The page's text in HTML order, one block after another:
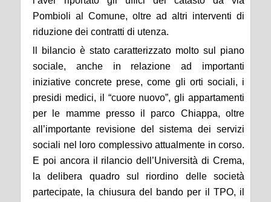
Pombioli al Comune, oltre ad altri interventi di
riduzione dei contratti di utenza.
ll bilancio è stato caratterizzato molto sul piano
sociale, anche in relazione ad importanti
iniziative concrete prese, come gli orti sociali, i
presidi medici, il “cuore nuovo”, gli appartamenti
per le mamme presso il parco Chiappa, oltre
all’importante revisione del sistema dei servizi
sociali nel loro complessivo attualmente in corso.
E poi ancora il rilancio dell’Università di Crema,
la delibera quadro sul riordino delle società
partecipate, la chiusura del bando per il TPO, il